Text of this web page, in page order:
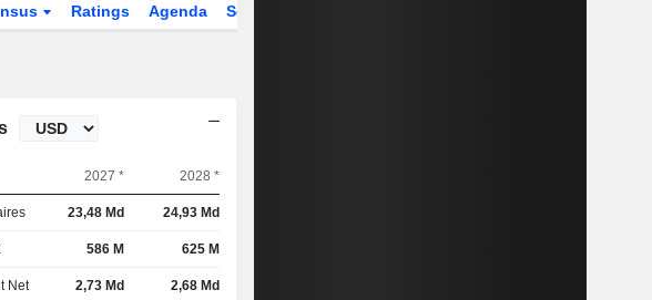
Ratings Agenda Secteur
2027 * 2028 *
23,48 Md 24,93 Md
586 M 625 M
Net 2,73 Md 2,68 Md